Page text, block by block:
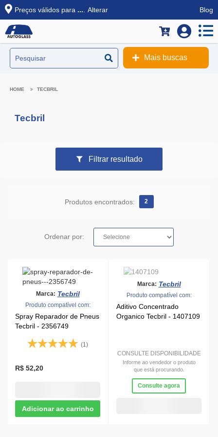
Preços válidos para ... Alterar Blog
Mais buscas
TECBRIL
Tecbril
Filtrar resultado
Produtos encontrados: 2
Ordenar por:
Marca: Tecbril
Produto compatível com:
Spray Reparador de Pneus
Tecbril - 2356749
(1)
R$ 52,20
Marca: Tecbril
Produto compatível com:
Aditivo Concentrado
Organico Tecbril - 1407109
CONSULTE DISPONIBILIDADE
Informe ao vendedor o produto
que está procurando.
Consulte agora